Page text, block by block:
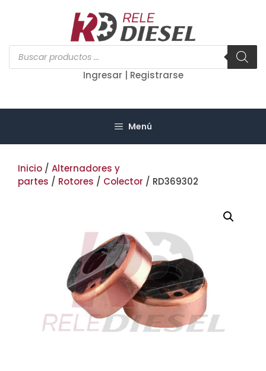
Búsqueda
de
productos
Ingresar | Registrarse
Menú
Inicio / Alternadores y
partes / Rotores / Colector / RD369302